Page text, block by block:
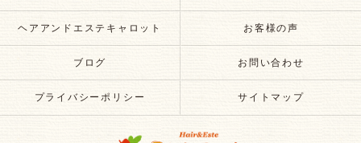
ヘアアンドエステキャロット お客様の声
ブログ お問い合わせ
プライバシーポリシー サイトマップ